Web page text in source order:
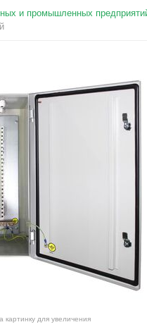
и промышленных
картинку для увеличения